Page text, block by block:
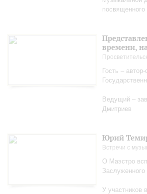
времени,
Гость –
Ведущий –
Дмитриев
Юрий
Встречи с
О Маэстро
У участников